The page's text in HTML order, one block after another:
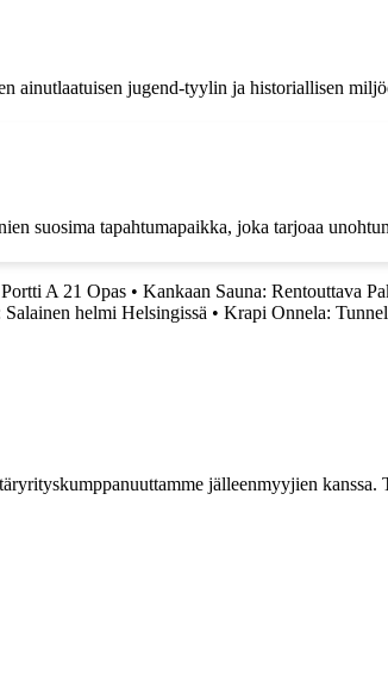
ainutlaatuisen jugend-tyylin ja historiallisen
suosima tapahtumapaikka, joka tarjoaa
A 21 Opas • Kankaan Sauna: Rentouttava
helmi Helsingissä • Krapi Onnela:
jälleenmyyjien kanssa.